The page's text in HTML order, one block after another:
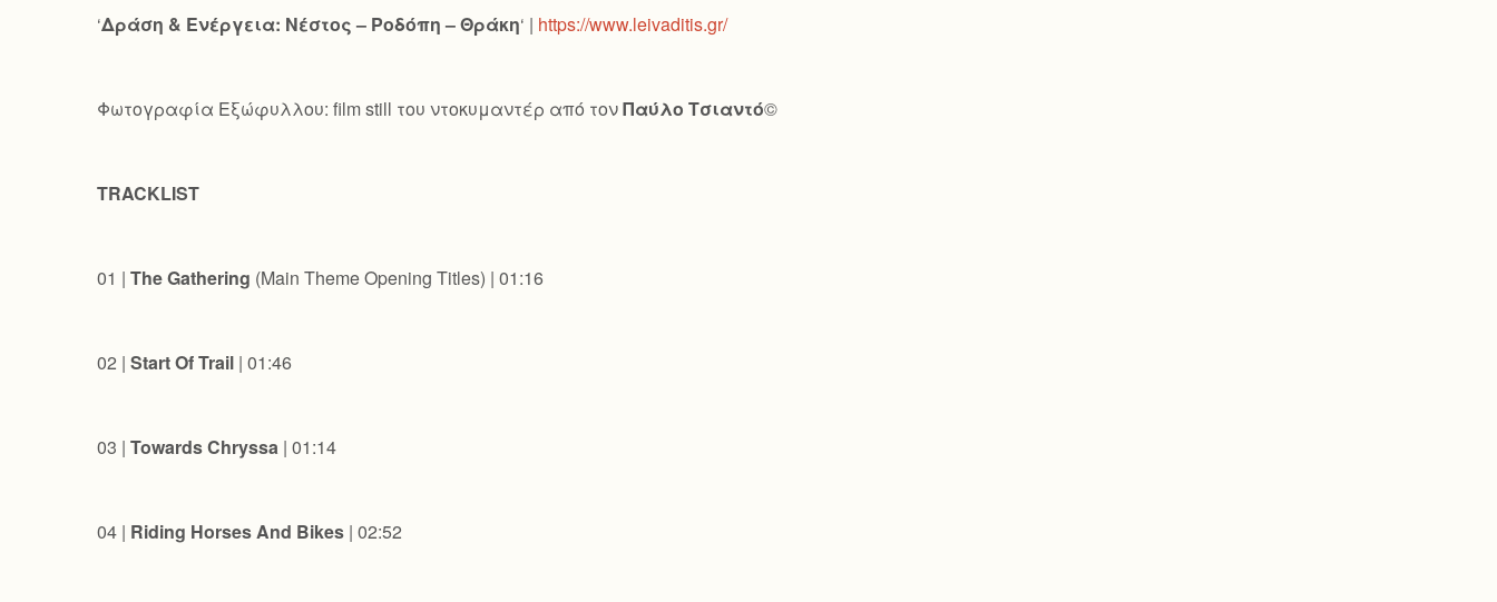
‘Δράση & Ενέργεια: Νέστος – Ροδόπη – Θράκη‘ | https://www.leivaditis.gr/
Φωτογραφία Εξώφυλλου: film still του ντοκυμαντέρ από τονΠαύλο Τσιαντό©
TRACKLIST
01 | The Gathering (Main Theme Opening Titles) | 01:16
02 | Start Of Trail | 01:46
03 | Towards Chryssa | 01:14
04 | Riding Horses And Bikes | 02:52